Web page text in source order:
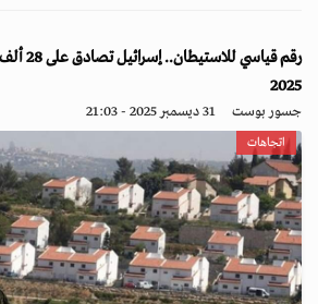
رقم
2025
جسور بوست 31 ديسمبر 2025 - 21:03
اتجاهات